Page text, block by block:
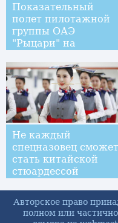
Показательный
полет пилотажной
группы ОАЭ
"Рыцари" на
Не каждый
спецназовец сможет
стать китайской
стюардессой
Авторское право
полном или